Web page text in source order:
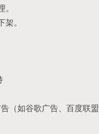
。
（如谷歌广告、百度联